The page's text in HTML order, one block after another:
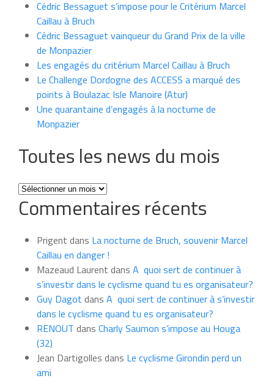
Cédric Bessaguet s’impose pour le Critérium Marcel
Caillau à Bruch
Cédric Bessaguet vainqueur du Grand Prix de la ville
de Monpazier
Les engagés du critérium Marcel Caillau à Bruch
Le Challenge Dordogne des ACCESS a marqué des
points à Boulazac Isle Manoire (Atur)
Une quarantaine d’engagés à la nocturne de
Monpazier
Toutes les news du mois
Toutes
les
news
mois
Commentaires récents
Prigent dans La nocturne de Bruch, souvenir Marcel
Caillau en danger !
Mazeaud Laurent dans A quoi sert de continuer à
s’investir dans le cyclisme quand tu es organisateur?
Guy Dagot dans A quoi sert de continuer à s’investir
dans le cyclisme quand tu es organisateur?
RENOUT dans Charly Saumon s’impose au Houga
(32)
Jean Dartigolles dans Le cyclisme Girondin perd un
ami